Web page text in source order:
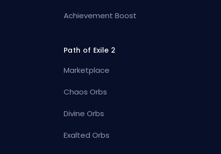
Achievement Boost
Path of Exile 2
Marketplace
Chaos Orbs
Divine Orbs
Exalted Orbs